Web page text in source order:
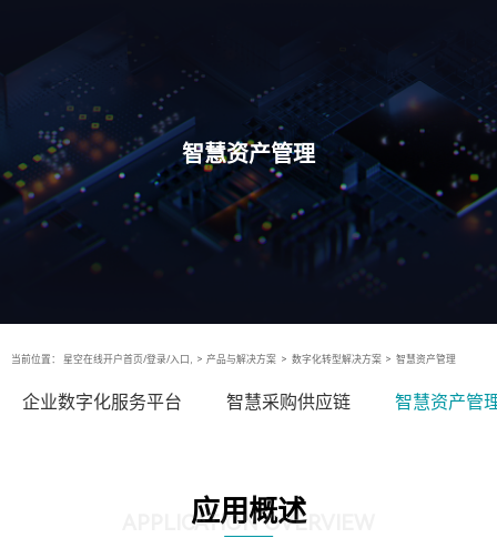
智慧资产管理
当前位置： 星空在线开户首页/登录/入口, > 产品与解决方案 > 数字化转型解决方案 > 智慧资产管理
企业数字化服务平台 智慧采购供应链 智慧资产管
应用概述
APPLICATION OVERVIEW